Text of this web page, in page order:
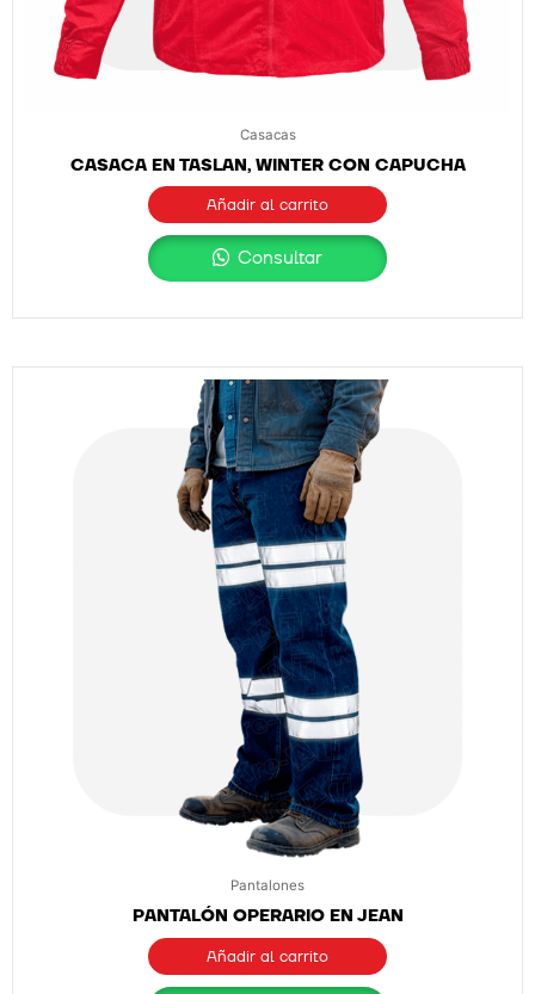
Casacas
CASACA EN TASLAN, WINTER CON CAPUCHA
Añadir al carrito
Consultar
Pantalones
PANTALÓN OPERARIO EN JEAN
Añadir al carrito